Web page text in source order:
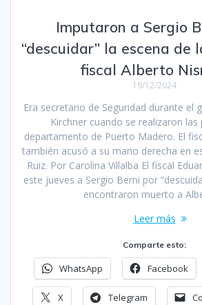
Imputaron a Sergio
“descuidar” la escena de
fiscal Alberto
19/12/2024
Era secretario de Seguridad durante el
Kirchner cuando se realizaron las
departamento de Puerto Madero. El
también acusó a su mano derecha en
Ruiz. Por Carolina Villalba El fiscal
este jueves a Sergio Berni por
encontraron muerto a
Leer más
Comparte esto:
WhatsApp Facebook
X Telegram